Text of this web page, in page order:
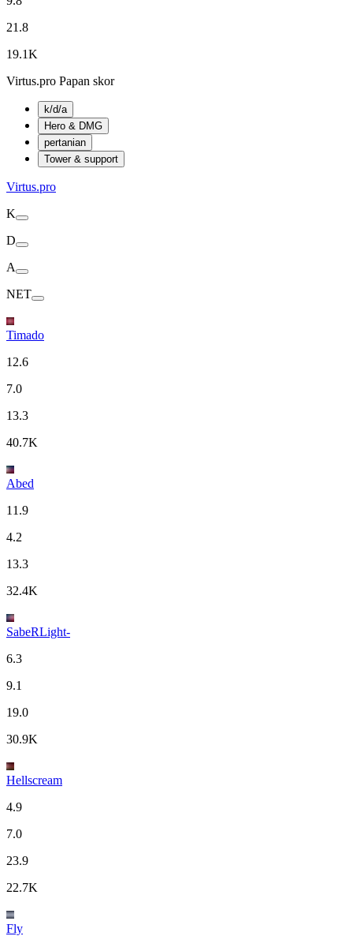
21.8
19.1K
Virtus.pro Papan skor
k/d/a
Hero & DMG
pertanian
Tower & support
Virtus.pro
K
D
A
NET
Timado
12.6
7.0
13.3
40.7K
Abed
11.9
4.2
13.3
32.4K
SabeRLight-
6.3
9.1
19.0
30.9K
Hellscream
4.9
7.0
23.9
22.7K
Fly